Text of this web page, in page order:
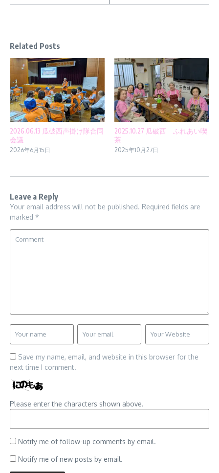
Related Posts
2026.06.13 瓜破西声掛け隊合同
会議
2026年6月15日
2025.10.27 瓜破西 ふれあい喫
茶
2025年10月27日
Leave a Reply
Your email address will not be published. Required fields are
marked *
Save my name, email, and website in this browser for the
next time I comment.
Please enter the characters shown above.
Notify me of follow-up comments by email.
Notify me of new posts by email.